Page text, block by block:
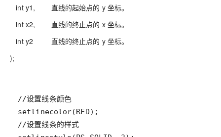
int y1, 直线的起始点的 y 坐标。
int x2, 直线的终止点的 x 坐标。
int y2 直线的终止点的 y 坐标。
);
//设置线条颜色
//设置线条的样式